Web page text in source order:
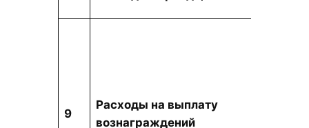
9
Расходы на выплату
вознаграждений